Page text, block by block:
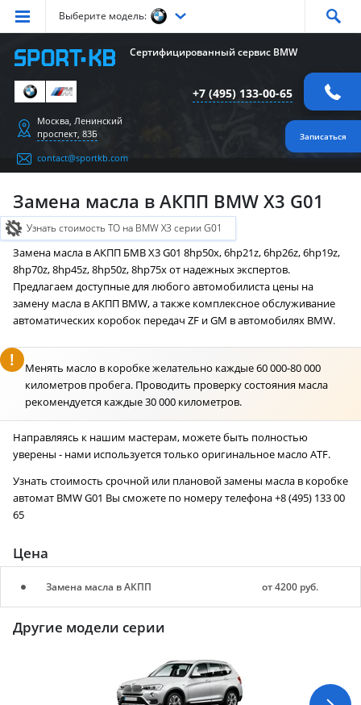
Выберите модель:
Серия Серия Серия
СерияX3
Серия X4 X6 СерияZ4 СерияM
Сертифицированный сервис BMW
+7 (495) 133-00-65
Записаться
Москва, Ленинский
проспект, 83Б
contact@sportkb.com
Замена масла в АКПП BMW X3 G01
Узнать стоимость ТО на BMW X3 серии G01
Замена масла в АКПП БМВ X3 G01 8hp50x, 6hp21z, 6hp26z, 6hp19z,
8hp70z, 8hp45z, 8hp50z, 8hp75x от надежных экспертов.
Предлагаем доступные для любого автомобилиста цены на
замену масла в АКПП BMW, а также комплексное обслуживание
автоматических коробок передач ZF и GM в автомобилях BMW.
Менять масло в коробке желательно каждые 60 000-80 000
километров пробега. Проводить проверку состояния масла
рекомендуется каждые 30 000 километров.
Направляясь к нашим мастерам, можете быть полностью
уверены - нами используется только оригинальное масло ATF.
Узнать стоимость срочной или плановой замены масла в коробке
автомат BMW G01 Вы сможете по номеру телефона +8 (495) 133 00
65
Цена
Замена масла в АКПП от 4200 руб.
Другие модели серии